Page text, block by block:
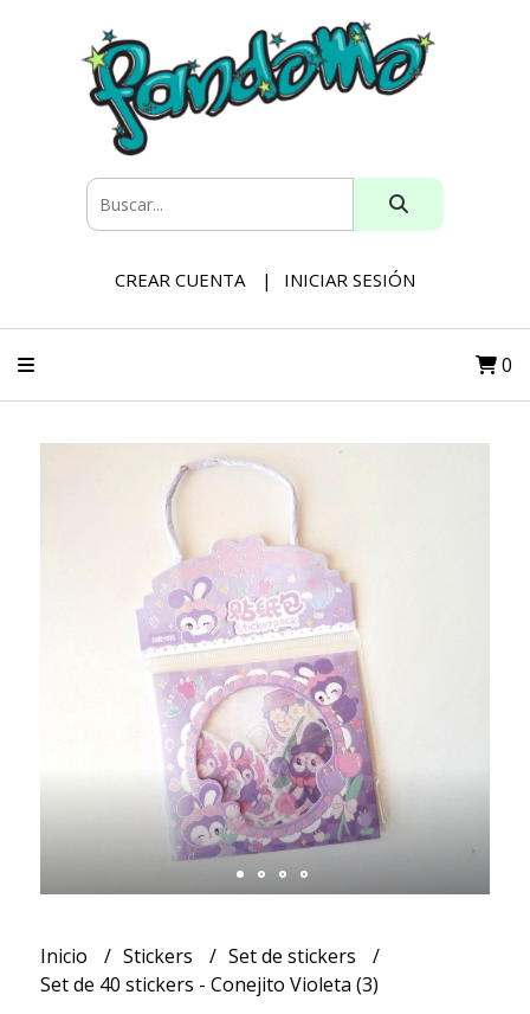
CREAR CUENTA INICIAR SESIÓN
0
Inicio Stickers
Set de stickers
Set de 40 stickers - Conejito Violeta (3)